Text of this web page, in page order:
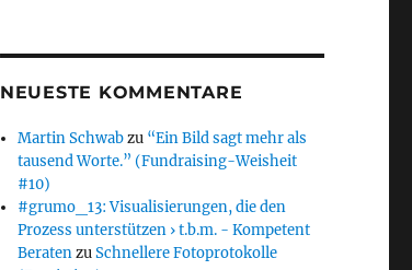
NEUESTE KOMMENTARE
Martin Schwabzu “Ein Bild sagt mehr als
tausend Worte.” (Fundraising-Weisheit
#10)
#grumo_13: Visualisierungen, die den
Prozess unterstützen › t.b.m. - Kompetent
BeratenzuSchnellere Fotoprotokolle